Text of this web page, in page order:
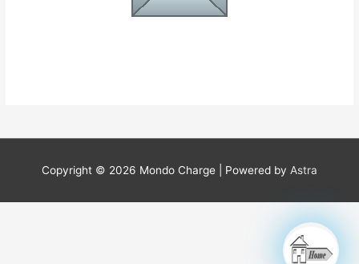
Copyright © 2026 Mondo Charge | Powered by Astra